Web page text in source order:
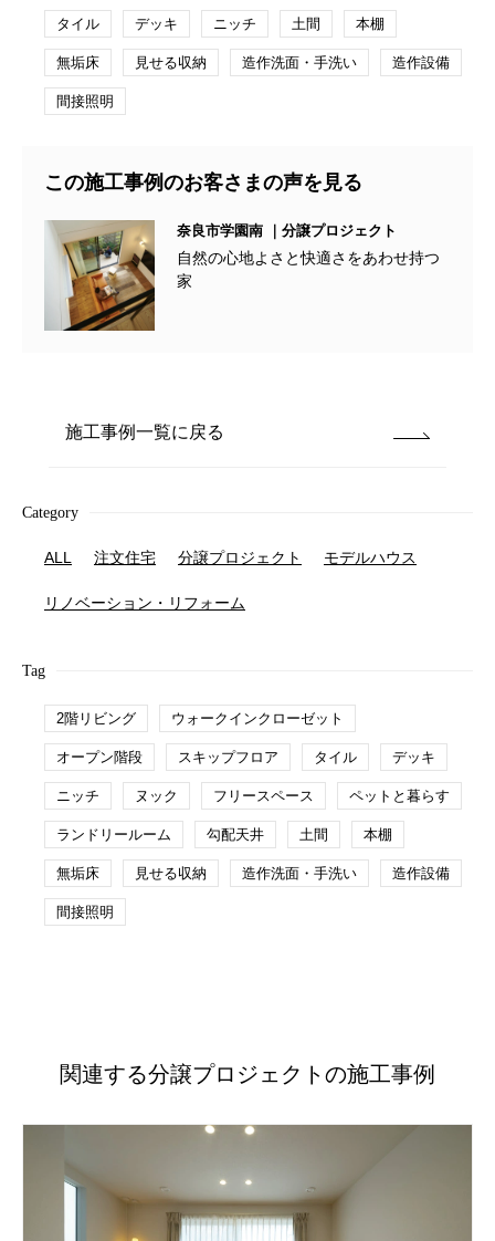
タイル デッキ ニッチ 土間 本棚
無垢床 見せる収納 造作洗面・手洗い 造作設備
間接照明
この施工事例のお客さまの声を見る
奈良市学園南 ｜分譲プロジェクト
自然の心地よさと快適さをあわせ持つ
家
施工事例一覧に戻る
Category
ALL 注文住宅 分譲プロジェクト モデルハウス
リノベーション・リフォーム
Tag
2階リビング ウォークインクローゼット
オープン階段 スキップフロア タイル デッキ
ニッチ ヌック フリースペース ペットと暮らす
ランドリールーム 勾配天井 土間 本棚
無垢床 見せる収納 造作洗面・手洗い 造作設備
間接照明
関連する分譲プロジェクトの施工事例